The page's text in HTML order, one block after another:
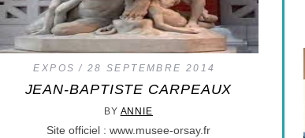
EXPOS 28 SEPTEMBRE 2014
JEAN-BAPTISTE CARPEAUX
BY ANNIE
Site officiel : www.musee-orsay.fr